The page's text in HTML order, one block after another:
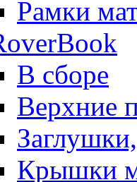
Рамки
В сборе
Верхние
Крышки